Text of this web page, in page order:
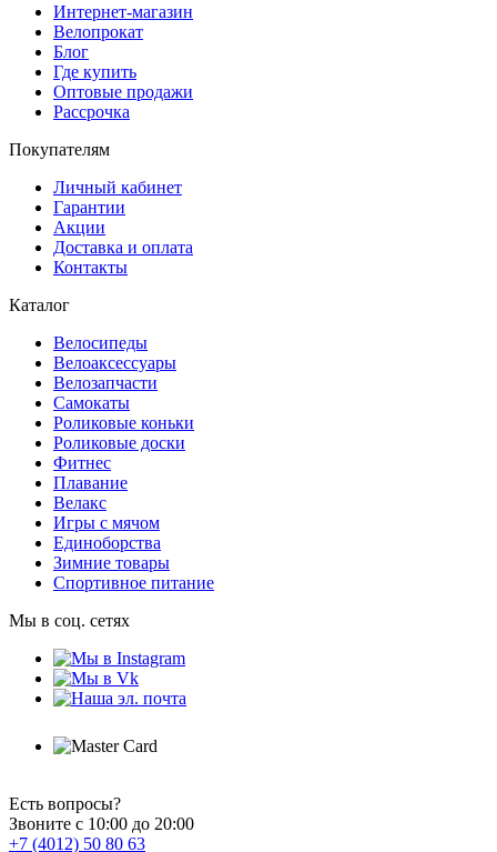
Интернет-магазин
Велопрокат
Блог
Где купить
Оптовые продажи
Рассрочка
Покупателям
Личный кабинет
Гарантии
Акции
Доставка и оплата
Контакты
Каталог
Велосипеды
Велоаксессуары
Велозапчасти
Самокаты
Роликовые коньки
Роликовые доски
Фитнес
Плавание
Велакс
Игры с мячом
Единоборства
Зимние товары
Спортивное питание
Мы в соц. сетях
Есть вопросы?
Звоните с 10:00 до 20:00
+7 (4012) 50 80 63